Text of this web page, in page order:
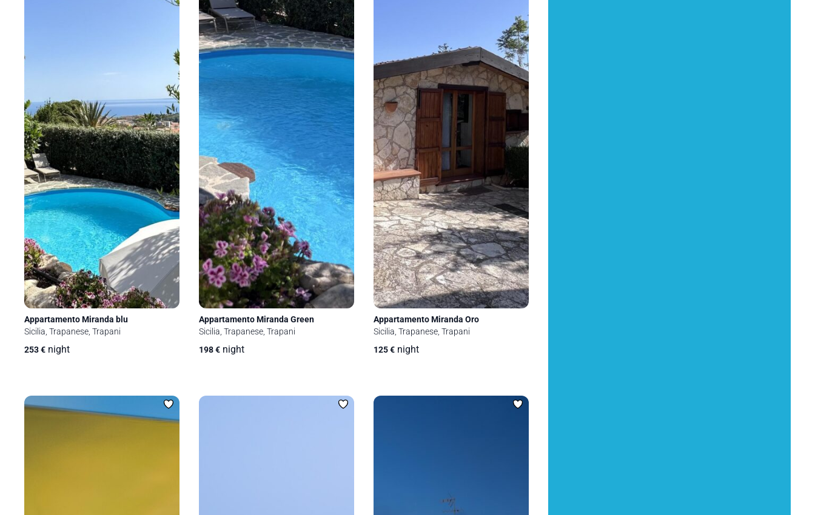
Appartamento Miranda blu
Sicilia, Trapanese, Trapani
253€ night
Appartamento Miranda Green
Sicilia, Trapanese, Trapani
198€ night
Appartamento Miranda Oro
Sicilia, Trapanese, Trapani
125€ night